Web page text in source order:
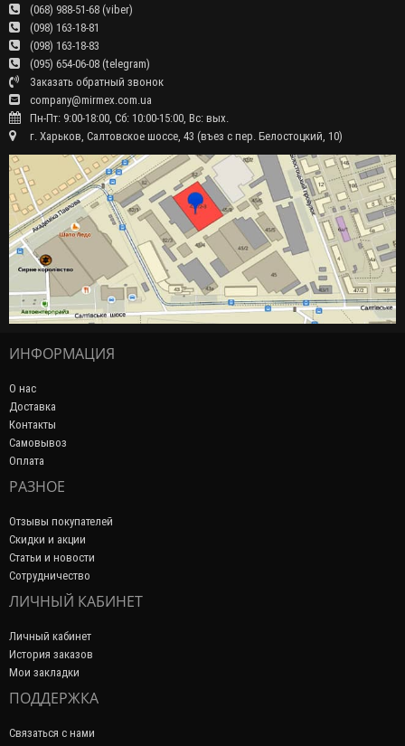
(068) 988-51-68 (viber)
(098) 163-18-81
(098) 163-18-83
(095) 654-06-08 (telegram)
Заказать обратный звонок
company@mirmex.com.ua
Пн-Пт: 9:00-18:00, Сб: 10:00-15:00, Вс: вых.
г. Харьков, Салтовское шоссе, 43 (въез с пер. Белостоцкий, 10)
ИНФОРМАЦИЯ
О нас
Доставка
Контакты
Самовывоз
Оплата
РАЗНОЕ
Отзывы покупателей
Скидки и акции
Статьи и новости
Сотрудничество
ЛИЧНЫЙ КАБИНЕТ
Личный кабинет
История заказов
Мои закладки
ПОДДЕРЖКА
Связаться с нами